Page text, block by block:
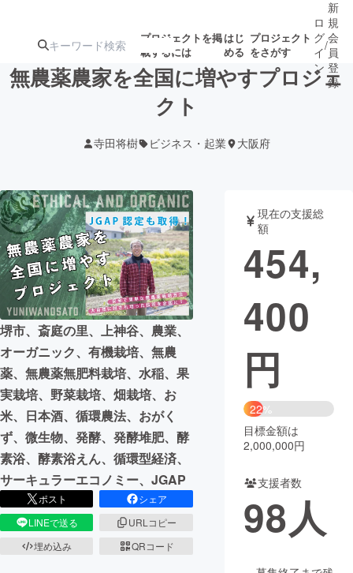
プロジェクトを掲
載するには
はじ
める
プロジェクト
をさがす
注目のリ
ターン
注目の新着プロ
ジェクト
募集終了が近いプ
ロジェクト
アート・写真 音楽
テクノロジー・ガジェット ゲーム・サ
映像・映画
ビジネス・起業
まちづくり・地域活性化
CAMPFIRE for Social Good
CAMPFIRE Creation
CAMPFIREふるさと納税
コミュニティ
ロ
グ
イ
ン
/
新
規
会
員
登
録
無農薬農家を全国に増やすプロジェ
クト
寺田将樹 ビジネス・起業 大阪府
堺市、斎庭の里、上神谷、農業、
オーガニック、有機栽培、無農
薬、無農薬無肥料栽培、水稲、果
実栽培、野菜栽培、畑栽培、お
米、日本酒、循環農法、おがく
ず、微生物、発酵、発酵堆肥、酵
素浴、酵素浴えん、循環型経済、
サーキュラーエコノミー、JGAP
ポスト
シェア
LINEで送る
URLコピー
埋め込み
QRコード
現在の支援総
額
454,
400
円
22%
目標金額は
2,000,000円
支援者数
98人